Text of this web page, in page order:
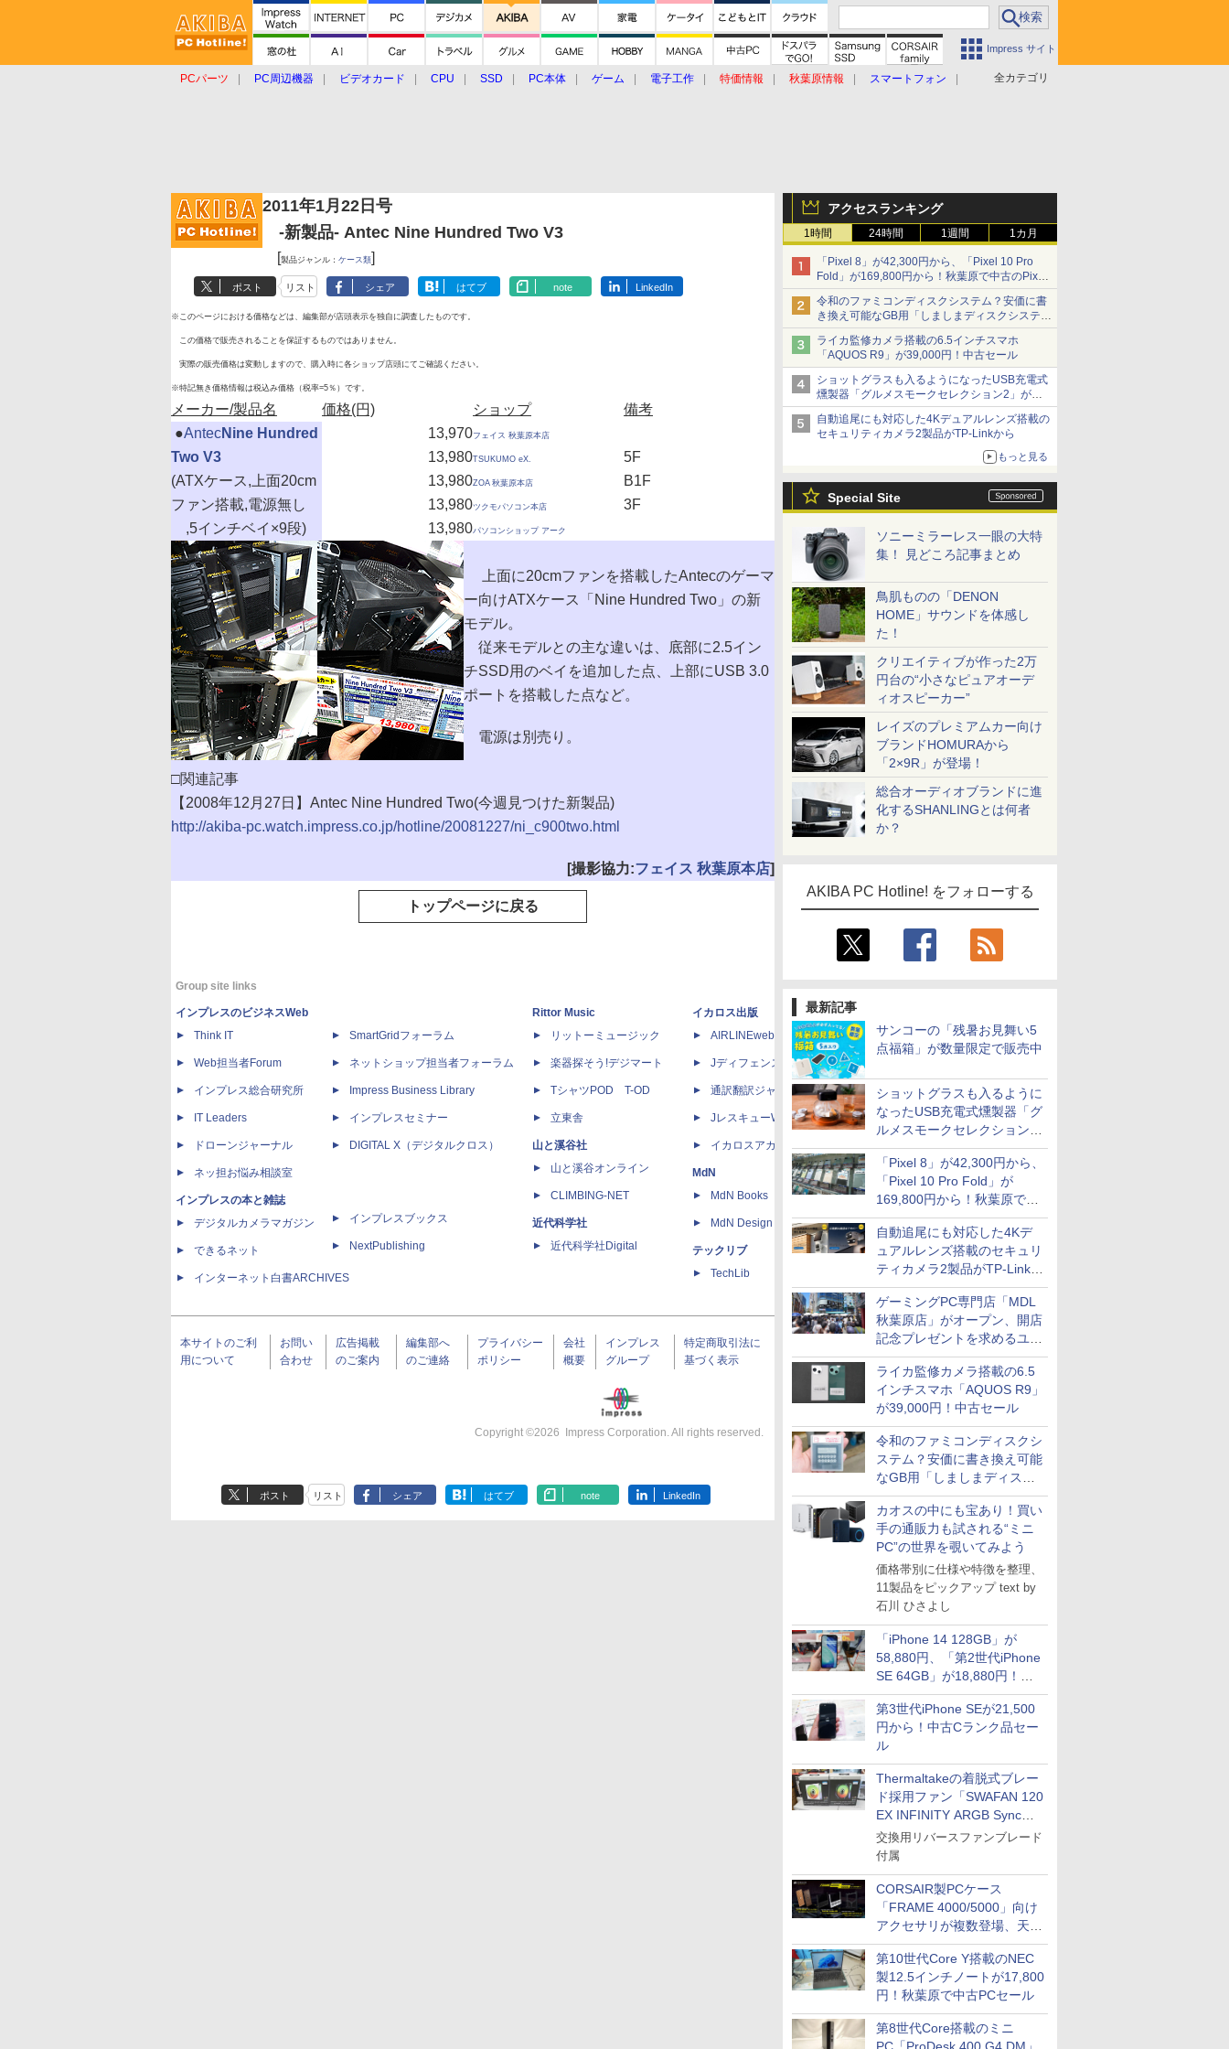
Impress サイト
全カテゴリ
PCパーツ PC周辺機器 ビデオカード CPU SSD PC本体 ゲーム 電子工作 特価情報 秋葉原情報
スマートフォン
アクセスランキング
1時間 24時間 1週間 1カ月
「Pixel 8」が42,300円から、「Pixel 10 Pro
Fold」が169,800円から！秋葉原で中古のPixel
シリーズがお買い得
令和のファミコンディスクシステム？安価に書
き換え可能なGB用「しましまディスクシステ
ム」
ライカ監修カメラ搭載の6.5インチスマホ
「AQUOS R9」が39,000円！中古セール
ショットグラスも入るようになったUSB充電式
燻製器「グルメスモークセレクション2」がサ
ンコーから
自動追尾にも対応した4Kデュアルレンズ搭載の
セキュリティカメラ2製品がTP-Linkから
もっと見る
Special Site
ソニーミラーレス一眼の大特
集！ 見どころ記事まとめ
鳥肌ものの「DENON
HOME」サウンドを体感し
た！
クリエイティブが作った2万
円台の“小さなピュアオーデ
ィオスピーカー”
レイズのプレミアムカー向け
ブランドHOMURAから
「2×9R」が登場！
総合オーディオブランドに進
化するSHANLINGとは何者
か？
AKIBA PC Hotline! をフォローする
最新記事
サンコーの「残暑お見舞い5
点福箱」が数量限定で販売中
ショットグラスも入るように
なったUSB充電式燻製器「グ
ルメスモークセレクション
2」がサンコーから
「Pixel 8」が42,300円から、
「Pixel 10 Pro Fold」が
169,800円から！秋葉原で中
古のPixelシリーズがお買い得
自動追尾にも対応した4Kデ
ュアルレンズ搭載のセキュリ
ティカメラ2製品がTP-Linkか
ら
ゲーミングPC専門店「MDL
秋葉原店」がオープン、開店
記念プレゼントを求めるユー
ザーが押し寄せ長蛇の列に
ライカ監修カメラ搭載の6.5
インチスマホ「AQUOS R9」
が39,000円！中古セール
令和のファミコンディスクシ
ステム？安価に書き換え可能
なGB用「しましまディスク
システム」
カオスの中にも宝あり！買い
手の通販力も試される“ミニ
PC”の世界を覗いてみよう
価格帯別に仕様や特徴を整理、
11製品をピックアップ text by
石川 ひさよし
「iPhone 14 128GB」が
58,880円、「第2世代iPhone
SE 64GB」が18,880円！中
古Bランク品セール
第3世代iPhone SEが21,500
円から！中古Cランク品セー
ル
Thermaltakeの着脱式ブレー
ド採用ファン「SWAFAN 120
EX INFINITY ARGB Sync」
に単品パッケージ
交換用リバースファンブレード
付属
CORSAIR製PCケース
「FRAME 4000/5000」向け
アクセサリが複数登場、天然
木製パネルや背面コネクタ対
応トレイなど
第10世代Core Y搭載のNEC
製12.5インチノートが17,800
円！秋葉原で中古PCセール
第8世代Core搭載のミニ
2011年1月22日号
-新製品- Antec Nine Hundred Two V3
[製品ジャンル： ケース類]
ポスト リスト シェア はてブ note LinkedIn
※このページにおける価格などは、編集部が店頭表示を独自に調査したものです。
この価格で販売されることを保証するものではありません。
実際の販売価格は変動しますので、購入時に各ショップ店頭にてご確認ください。
※特記無き価格情報は税込み価格（税率=5％）です。
メーカー/製品名 価格(円) ショップ
備考
●AntecNine Hundred
Two V3
(ATXケース,上面20cm
ファン搭載,電源無し
,5インチベイ×9段)
13,970フェイス 秋葉原本店
13,980TSUKUMO eX.
5F
13,980ZOA 秋葉原本店
B1F
13,980ツクモパソコン本店
3F
13,980パソコンショップ アーク
上面に20cmファンを搭載したAntecのゲーマ
ー向けATXケース「Nine Hundred Two」の新
モデル。
従来モデルとの主な違いは、底部に2.5イン
チSSD用のベイを追加した点、上部にUSB 3.0
ポートを搭載した点など。
電源は別売り。
□関連記事
【2008年12月27日】Antec Nine Hundred Two(今週見つけた新製品)
http://akiba-pc.watch.impress.co.jp/hotline/20081227/ni_c900two.html
[撮影協力:フェイス 秋葉原本店]
トップページに戻る
Group site links
インプレスのビジネスWeb
Think IT
Web担当者Forum
インプレス総合研究所
IT Leaders
ドローンジャーナル
ネッ担お悩み相談室
インプレスの本と雑誌
デジタルカメラマガジン
できるネット
インターネット白書ARCHIVES
SmartGridフォーラム
ネットショップ担当者フォーラム
Impress Business Library
インプレスセミナー
DIGITAL X（デジタルクロス）
インプレスブックス
NextPublishing
Rittor Music
リットーミュージック
楽器探そう!デジマート
TシャツPOD T-OD
立東舎
山と溪谷社
山と溪谷オンライン
CLIMBING-NET
近代科学社
近代科学社Digital
イカロス出版
AIRLINEweb
Jディフェンスニュース
通訳翻訳ジャーナル
JレスキューWeb
イカロスアカデミー
MdN
MdN Books
MdN Design Interactive
テックリブ
TechLib
ICE
天海社
impress QuickBooks
PUBFUN
IPGネットワーク
TシャツPOD pTa.shop
カスタム写真集POD fabli
Impress Group Publication Informa
tion
本サイトのご利
用について
お問い
合わせ
広告掲載
のご案内
編集部へ
のご連絡
プライバシー
ポリシー
会社
概要
インプレス
グループ
特定商取引法に
基づく表示
Copyright ©2026 Impress Corporation. All rights reserved.
ポスト リスト シェア はてブ note LinkedIn